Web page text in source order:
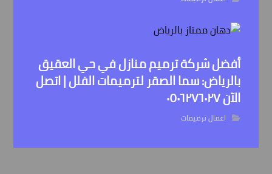
أفضل شركة ترميم منازل في حي العقيق
بالرياض: سما الصقر لترميمات الفلل | اتصل
الآن ٠٥٠٦٢٧٦٠٢٧
اعمال ترميمات